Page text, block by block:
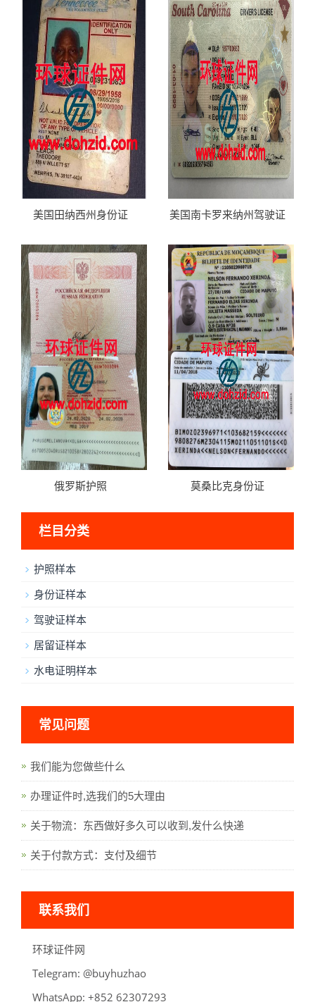
美国田纳西州身份证 美国南卡罗来纳州驾驶证
俄罗斯护照 莫桑比克身份证
栏目分类
护照样本
身份证样本
驾驶证样本
居留证样本
水电证明样本
常见问题
我们能为您做些什么
办理证件时,选我们的5大理由
关于物流：东西做好多久可以收到,发什么快递
关于付款方式：支付及细节
联系我们
环球证件网
Telegram: oahzuhyub@
WhatsApp: 39270326 258+